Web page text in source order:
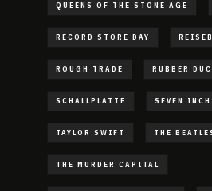
QUEENS OF THE STONE AGE
RECORD STORE DAY
ROUGH TRADE RUBBER
SCHALLPLATTE SEVEN INCH
TAYLOR SWIFT THE
THE MURDER CAPITAL